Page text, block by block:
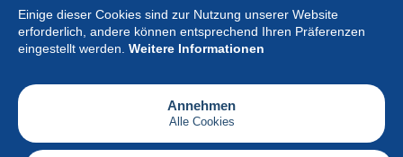
Einige dieser Cookies sind zur Nutzung unserer Website
erforderlich, andere können entsprechend Ihren Präferenzen
eingestellt werden. Weitere Informationen
Annehmen
Alle Cookies
Neuigkeiten
Artikel
Gesellschaft
Serviceleistungen